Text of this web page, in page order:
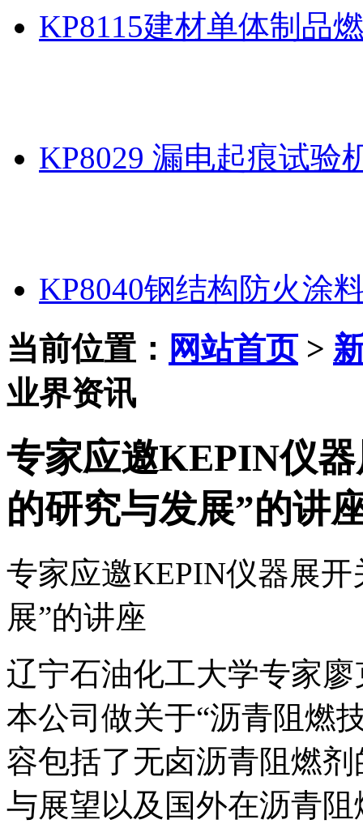
KP8115建材单体制品
KP8029 漏电起痕试验
KP8040钢结构防火涂
当前位置： 网站首页>
业界资讯
专家应邀KEPIN仪
的研究与发展”的讲
专家应邀KEPIN仪器展
展”的讲座
辽宁石油化工大学专家
本公司做关于“沥青阻燃
容包括了无卤沥青阻燃
与展望以及国外在沥青